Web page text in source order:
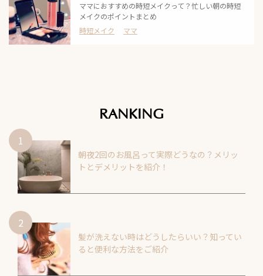
ママにおすすめの時短メイクって？忙しい朝の時短
メイクのポイントまとめ
時短メイク
ママ
RANKING
朝夜2回のお風呂って実際どうなの？メリッ
トとデメリットを紹介！
髪が洗えない時はどうしたらいい？知ってい
ると便利な方法をご紹介